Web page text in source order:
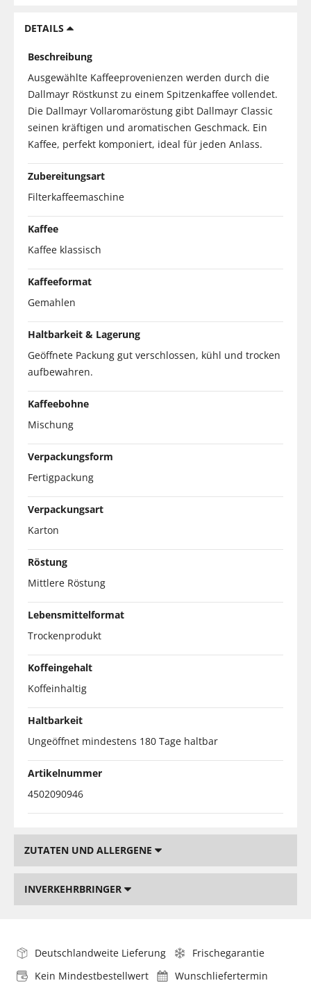
DETAILS
Beschreibung
Ausgewählte Kaffeeprovenienzen werden durch die
Dallmayr Röstkunst zu einem Spitzenkaffee vollendet.
Die Dallmayr Vollaromaröstung gibt Dallmayr Classic
seinen kräftigen und aromatischen Geschmack. Ein
Kaffee, perfekt komponiert, ideal für jeden Anlass.
Zubereitungsart
Filterkaffeemaschine
Kaffee
Kaffee klassisch
Kaffeeformat
Gemahlen
Haltbarkeit & Lagerung
Geöffnete Packung gut verschlossen, kühl und trocken
aufbewahren.
Kaffeebohne
Mischung
Verpackungsform
Fertigpackung
Verpackungsart
Karton
Röstung
Mittlere Röstung
Lebensmittelformat
Trockenprodukt
Koffeingehalt
Koffeinhaltig
Haltbarkeit
Ungeöffnet mindestens 180 Tage haltbar
Artikelnummer
4502090946
ZUTATEN UND ALLERGENE
INVERKEHRBRINGER
Deutschlandweite Lieferung
Frischegarantie
Kein Mindestbestellwert
Wunschliefertermin